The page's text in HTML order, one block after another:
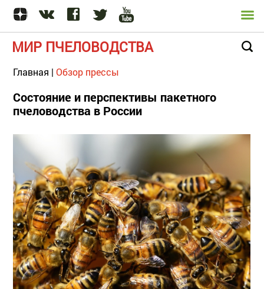
МИР ПЧЕЛОВОДСТВА
Главная | Обзор прессы
Состояние и перспективы пакетного
пчеловодства в России